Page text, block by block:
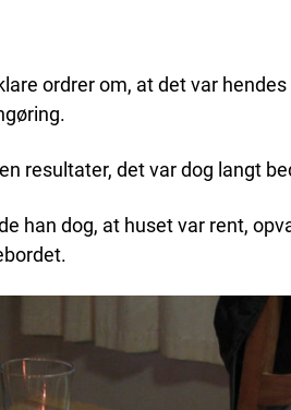
ordrer om, at det var
resultater, det var dog langt
han dog, at huset var rent,